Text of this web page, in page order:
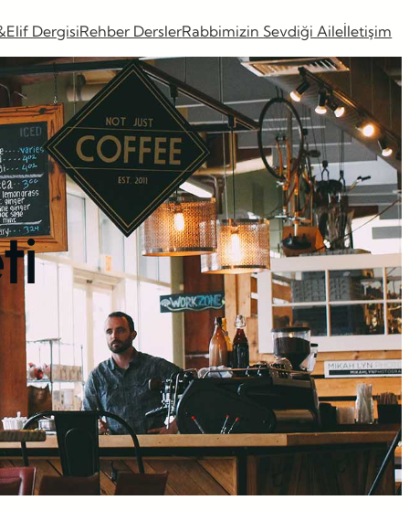
DergisiRehber DerslerRabbimizin Sevdiği Aileİletişim